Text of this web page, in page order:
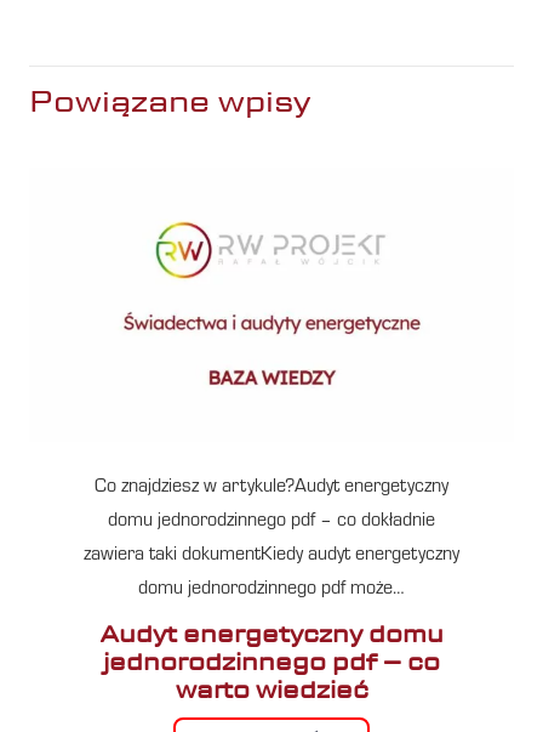
Powiązane wpisy
Co znajdziesz w artykule?Audyt energetyczny
domu jednorodzinnego pdf – co dokładnie
zawiera taki dokumentKiedy audyt energetyczny
domu jednorodzinnego pdf może…
Audyt energetyczny domu
jednorodzinnego pdf – co
warto wiedzieć